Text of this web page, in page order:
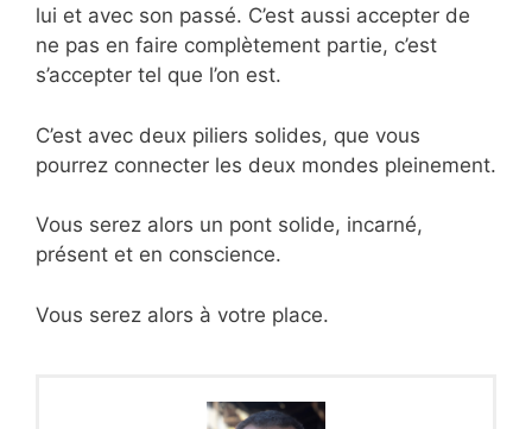
lui et avec son passé. C’est aussi accepter de
ne pas en faire complètement partie, c’est
s’accepter tel que l’on est.
C’est avec deux piliers solides, que vous
pourrez connecter les deux mondes pleinement.
Vous serez alors un pont solide, incarné,
présent et en conscience.
Vous serez alors à votre place.